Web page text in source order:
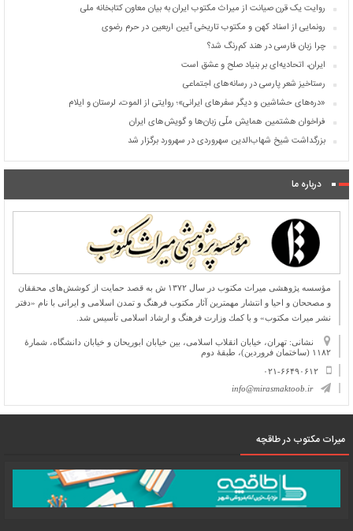
روایت یک قرن صیانت از میراث مکتوب ایران به بیان معاون کتابخانه ملی
رونمایی از اسناد کهن و مکتوب تاریخی آیین اربعین در حرم رضوی
چرا زبان فارسی در هند کم‌رنگ شد؟
ایران، اتحادیه‌ای بر بنیاد صلح و عشق است
رستاخیز شعر پارسی در رسانه‌های اجتماعی
«دره‌های حشاشین و دیگر سفرهای ایرانی»؛ روایتی از الموت، لرستان و ایلام
فراخوان هشتمین همایش ملّی زبان‌ها و گویش‌های ایران
بزرگداشت شیخ شهاب‌الدین سهروردی در سهرورد برگزار شد
درباره ما
مؤسسه پژوهشی میراث مكتوب در سال ۱۳۷۲ ش به قصد حمایت از كوشش‌های محققان
و مصححان و احیا و انتشار مهمترین آثار مكتوب فرهنگ و تمدن اسلامی و ایرانی با نام «دفتر
نشر میراث مكتوب» و با كمك وزارت فرهنگ و ارشاد اسلامی تأسیس شد.
نشانی: تهران، خیابان انقلاب اسلامی، بین خیابان ابوریحان و خیابان دانشگاه، شمارۀ
۱۱۸۲ (ساختمان فروردین)، طبقۀ دوم
۰۲۱-۶۶۴۹۰۶۱۲
info@mirasmaktoob.ir
میرات مکتوب در طاقچه